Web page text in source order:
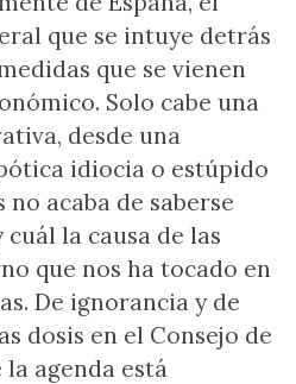
que se intuye detrás
que se vienen
Solo cabe una
desde una
idiocia o estúpido
acaba de saberse
la causa de las
que nos ha tocado en
De ignorancia y de
dosis en el Consejo de
agenda está